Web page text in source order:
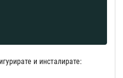
и инсталирате: